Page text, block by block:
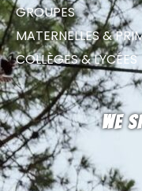
GROUPES
MATERNELLES &
COLLÈGES & LYCÉES
We